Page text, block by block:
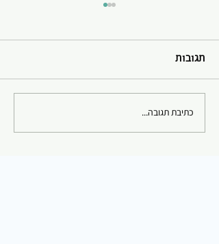
אמנות כביטוי: למה האדם
תגובות
כתיבת תגובה...